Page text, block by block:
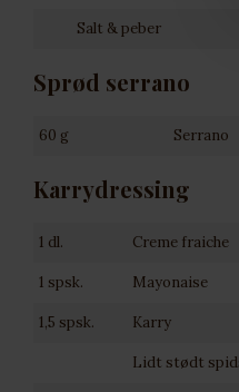
Salt & peber
Sprød serrano
60 g Serrano
Karrydressing
1 dl. Creme fraiche
1 spsk. Mayonaise
1,5 spsk. Karry
Lidt stødt